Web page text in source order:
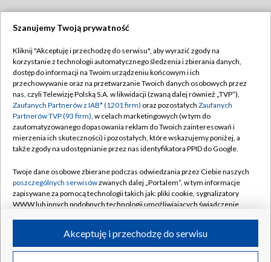
TVP
Abonament TVP
Emisja w TVP
Centrum informacji TVP
Naziemna Telewizja Cyfrowa
Rada Programowa
System NOS
Informacje o nadawcy
Program dla prasy
Regulamin TVP
Polityka prywatności
Moje zgody
Pomoc
Kontakt
Kanały
©2026 Telewizja Polska S.A. w likwidacji
Szanujemy Twoją prywatność
Kliknij "Akceptuję i przechodzę do serwisu", aby wyrazić zgody na
korzystanie z technologii automatycznego śledzenia i zbierania danych,
dostęp do informacji na Twoim urządzeniu końcowym i ich
przechowywanie oraz na przetwarzanie Twoich danych osobowych przez
nas, czyli Telewizję Polską S.A. w likwidacji (zwaną dalej również „TVP”),
Zaufanych Partnerów z IAB* (1201 firm) oraz pozostałych Zaufanych
Partnerów TVP (93 firm), w celach marketingowych (w tym do
zautomatyzowanego dopasowania reklam do Twoich zainteresowań i
mierzenia ich skuteczności) i pozostałych, które wskazujemy poniżej, a
także zgody na udostępnianie przez nas identyfikatora PPID do Google.
Twoje dane osobowe zbierane podczas odwiedzania przez Ciebie naszych
poszczególnych serwisówzwanych dalej „Portalem”, w tym informacje
zapisywane za pomocą technologii takich jak: pliki cookie, sygnalizatory
WWW lub innych podobnych technologii umożliwiających świadczenie
ruchu w Internecie.Akceptuję i przechodzę do serwisu